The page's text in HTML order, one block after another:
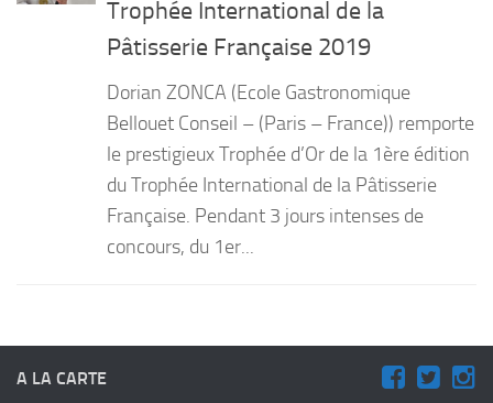
Desserts
Trophée International de la
Pâtisserie Française 2019
Dorian ZONCA (Ecole Gastronomique
Bellouet Conseil – (Paris – France)) remporte
le prestigieux Trophée d’Or de la 1ère édition
du Trophée International de la Pâtisserie
Française. Pendant 3 jours intenses de
concours, du 1er...
A LA CARTE